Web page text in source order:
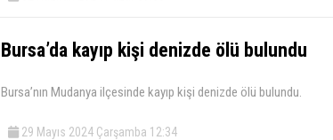
Bursa’da kayıp kişi denizde ölü bulundu
Bursa’nın Mudanya ilçesinde kayıp kişi denizde ölü bulundu.
29 Mayıs 2024 Çarşamba 12:34